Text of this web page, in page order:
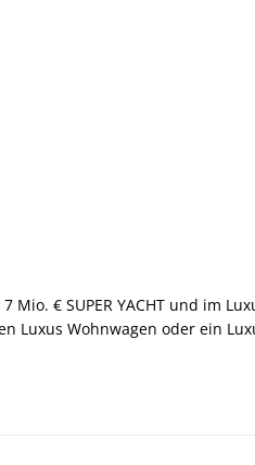
Mio. € SUPER YACHT und im
Luxus Wohnwagen oder ein